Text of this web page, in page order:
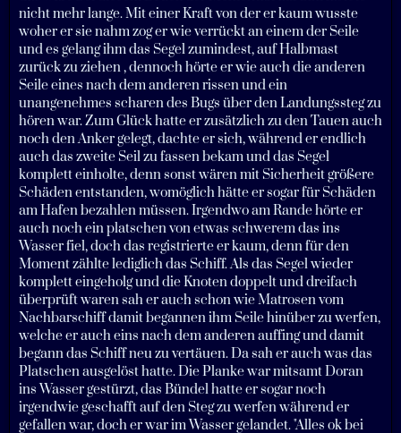
nicht mehr lange. Mit einer Kraft von der er kaum wusste
woher er sie nahm zog er wie verrückt an einem der Seile
und es gelang ihm das Segel zumindest, auf Halbmast
zurück zu ziehen , dennoch hörte er wie auch die anderen
Seile eines nach dem anderen rissen und ein
unangenehmes scharen des Bugs über den Landungssteg zu
hören war. Zum Glück hatte er zusätzlich zu den Tauen auch
noch den Anker gelegt, dachte er sich, während er endlich
auch das zweite Seil zu fassen bekam und das Segel
komplett einholte, denn sonst wären mit Sicherheit größere
Schäden entstanden, womöglich hätte er sogar für Schäden
am Hafen bezahlen müssen. Irgendwo am Rande hörte er
auch noch ein platschen von etwas schwerem das ins
Wasser fiel, doch das registrierte er kaum, denn für den
Moment zählte lediglich das Schiff. Als das Segel wieder
komplett eingeholg und die Knoten doppelt und dreifach
überprüft waren sah er auch schon wie Matrosen vom
Nachbarschiff damit begannen ihm Seile hinüber zu werfen,
welche er auch eins nach dem anderen auffing und damit
begann das Schiff neu zu vertäuen. Da sah er auch was das
Platschen ausgelöst hatte. Die Planke war mitsamt Doran
ins Wasser gestürzt, das Bündel hatte er sogar noch
irgendwie geschafft auf den Steg zu werfen während er
gefallen war, doch er war im Wasser gelandet. "Alles ok bei